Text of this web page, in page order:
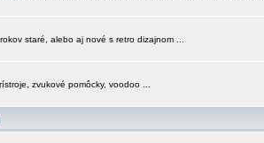
staré, alebo aj nové s retro dizajnom ...
zvukové pomôcky, voodoo ...